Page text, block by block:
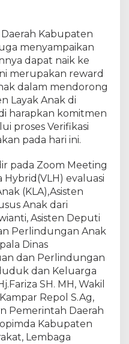
Kabupaten
menyampaikan
dapat naik ke
merupakan reward
dalam mendorong
Layak Anak di
harapkan komitmen
proses Verifikasi
pada hari ini.
pada Zoom Meeting
Hybrid(VLH) evaluasi
(KLA),Asisten
Anak dari
Asisten Deputi
Perlindungan Anak
Dinas
dan Perlindungan
dan Keluarga
SH. MH, Wakil
Repol S.Ag,
Pemerintah Daerah
Kabupaten
Lembaga